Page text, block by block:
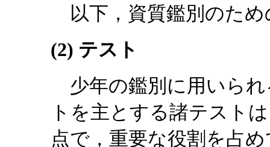
以下，資質鑑別のため
(2) テスト
少年の鑑別に用いられ
トを主とする諸テスト
点で，重要な役割を占